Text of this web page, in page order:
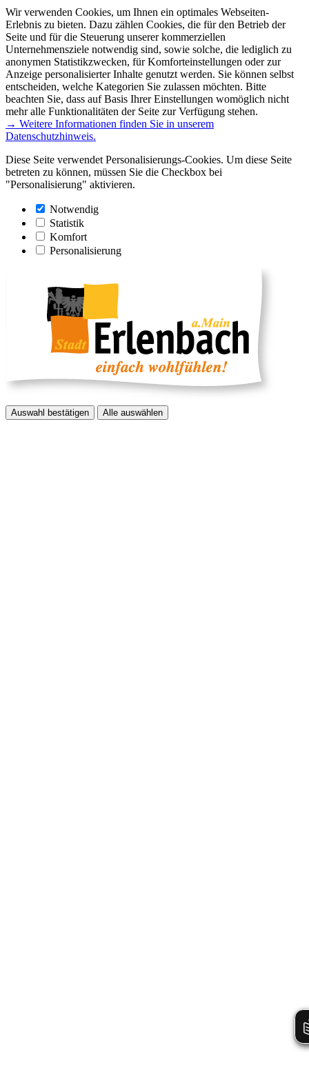
Wir verwenden Cookies, um Ihnen ein optimales Webseiten-
Erlebnis zu bieten. Dazu zählen Cookies, die für den Betrieb der
Seite und für die Steuerung unserer kommerziellen
Unternehmensziele notwendig sind, sowie solche, die lediglich zu
anonymen Statistikzwecken, für Komforteinstellungen oder zur
Anzeige personalisierter Inhalte genutzt werden. Sie können selbst
entscheiden, welche Kategorien Sie zulassen möchten. Bitte
beachten Sie, dass auf Basis Ihrer Einstellungen womöglich nicht
mehr alle Funktionalitäten der Seite zur Verfügung stehen.
→ Weitere Informationen finden Sie in unserem
Datenschutzhinweis.
Diese Seite verwendet Personalisierungs-Cookies. Um diese Seite
betreten zu können, müssen Sie die Checkbox bei
"Personalisierung" aktivieren.
Notwendig
Statistik
Komfort
Personalisierung
Auswahl bestätigen Alle auswählen